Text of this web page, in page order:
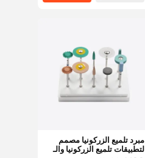
مبرد تلميع الزركونيا مصمم
لتطبيقات تلميع الزركونيا والـ